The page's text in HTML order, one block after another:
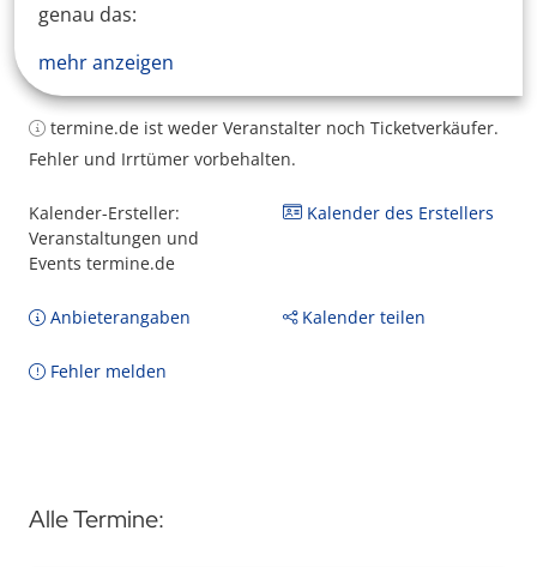
genau das:
mehr anzeigen
termine.de ist weder Veranstalter noch Ticketverkäufer.
Fehler und Irrtümer vorbehalten.
Kalender-Ersteller:
Veranstaltungen und
Events termine.de
Kalender des Erstellers
Anbieterangaben Kalender teilen
Fehler melden
Alle Termine: